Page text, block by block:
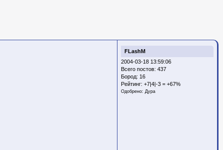
FLashM
2004-03-18 13:59:06
Всего постов: 437
Бород: 16
Рейтинг: +7|4|-3 = +67%
Одобрено: Дура